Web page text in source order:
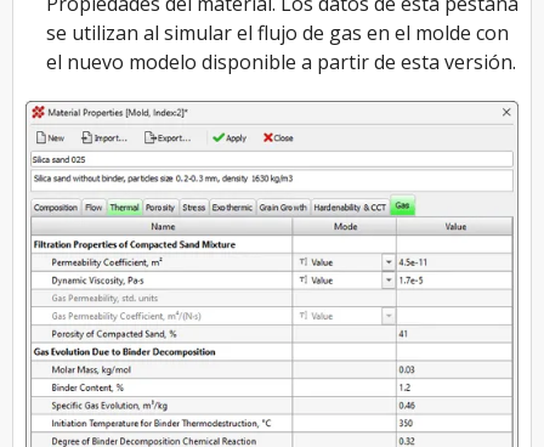
se utilizan al simular el flujo de gas en el molde con
el nuevo modelo disponible a partir de esta versión.